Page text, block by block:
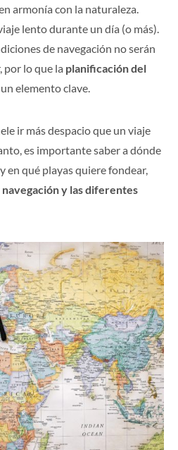
armonía con la naturaleza.
lento durante un día (o más).
de navegación no serán
por lo que la planificación del
elemento clave.
ir más despacio que un viaje
es importante saber a dónde
en qué playas quiere fondear,
y las diferentes